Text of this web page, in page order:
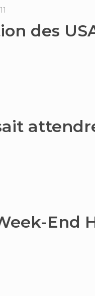
des
End